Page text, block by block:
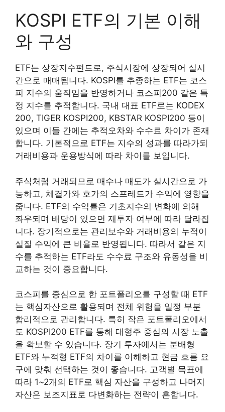
KOSPI ETF의 기본 이해
와 구성
ETF는 상장지수펀드로, 주식시장에 상장되어 실시
간으로 매매됩니다. KOSPI를 추종하는 ETF는 코스
피 지수의 움직임을 반영하거나 코스피200 같은 특
정 지수를 추적합니다. 국내 대표 ETF로는 KODEX
200, TIGER KOSPI200, KBSTAR KOSPI200 등이
있으며 이들 간에는 추적오차와 수수료 차이가 존재
합니다. 기본적으로 ETF는 지수의 성과를 따라가되
거래비용과 운용방식에 따라 차이를 보입니다.
주식처럼 거래되므로 매수나 매도가 실시간으로 가
능하고, 체결가와 호가의 스프레드가 수익에 영향을
줍니다. ETF의 수익률은 기초지수의 변화에 의해
좌우되며 배당이 있으면 재투자 여부에 따라 달라집
니다. 장기적으로는 관리보수와 거래비용의 누적이
실질 수익에 큰 비율로 반영됩니다. 따라서 같은 지
수를 추적하는 ETF라도 수수료 구조와 유동성을 비
교하는 것이 중요합니다.
코스피를 중심으로 한 포트폴리오를 구성할 때 ETF
는 핵심자산으로 활용되며 전체 위험을 일정 부분
합리적으로 관리합니다. 특히 작은 포트폴리오에서
도 KOSPI200 ETF를 통해 대형주 중심의 시장 노출
을 확보할 수 있습니다. 장기 투자에서는 분배형
ETF와 누적형 ETF의 차이를 이해하고 현금 흐름 요
구에 맞춰 선택하는 것이 좋습니다. 고객별 목표에
따라 1~2개의 ETF로 핵심 자산을 구성하고 나머지
자산은 보조지표로 다변화하는 전략이 흔합니다.